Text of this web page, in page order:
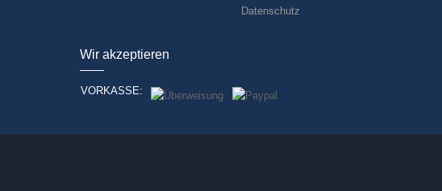
Datenschutz
Wir akzeptieren
VORKASSE: